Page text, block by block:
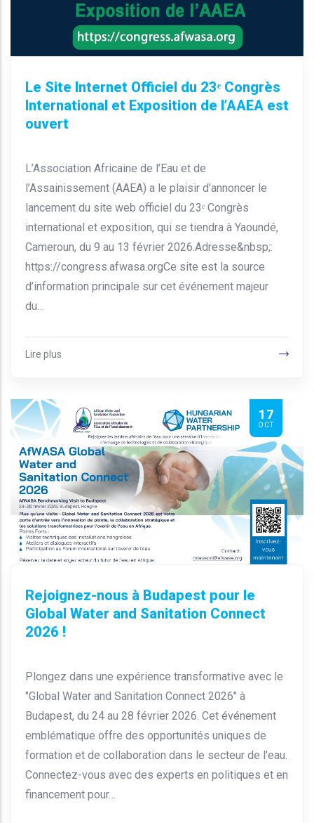
Le Site Internet Officiel du 23ᵉ Congrès
International et Exposition de l’AAEA est
ouvert
L’Association Africaine de l’Eau et de
l’Assainissement (AAEA) a le plaisir d’annoncer le
lancement du site web officiel du 23ᵉ Congrès
international et exposition, qui se tiendra à Yaoundé,
Cameroun, du 9 au 13 février 2026.Adresse&nbsp;:
https://congress.afwasa.orgCe site est la source
d’information principale sur cet événement majeur
du…
Lire plus
17
OCT
Rejoignez-nous à Budapest pour le
Global Water and Sanitation Connect
2026 !
Plongez dans une expérience transformative avec le
"Global Water and Sanitation Connect 2026" à
Budapest, du 24 au 28 février 2026. Cet événement
emblématique offre des opportunités uniques de
formation et de collaboration dans le secteur de l'eau.
Connectez-vous avec des experts en politiques et en
financement pour…